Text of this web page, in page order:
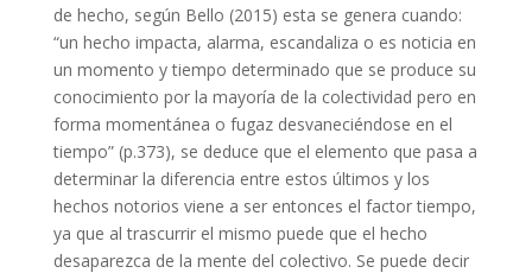
de hecho, según Bello (2015) esta se genera cuando:
“un hecho impacta, alarma, escandaliza o es noticia en
un momento y tiempo determinado que se produce su
conocimiento por la mayoría de la colectividad pero en
forma momentánea o fugaz desvaneciéndose en el
tiempo” (p.373), se deduce que el elemento que pasa a
determinar la diferencia entre estos últimos y los
hechos notorios viene a ser entonces el factor tiempo,
ya que al trascurrir el mismo puede que el hecho
desaparezca de la mente del colectivo. Se puede decir